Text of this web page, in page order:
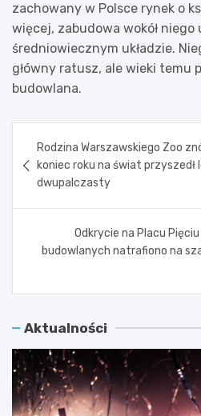
zachowany w Polsce rynek o
więcej, zabudowa wokół
średniowiecznym układzie.
główny ratusz, ale wieki temu
budowlana.
wpisu
Rodzina Warszawskiego Zoo
koniec roku na świat przyszedł
dwupalczasty
Odkrycie na Placu
budowlanych natrafiono na
Aktualności